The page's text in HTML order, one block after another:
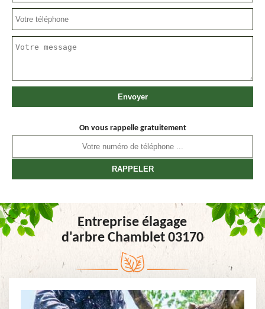
On vous rappelle gratuitement
Entreprise élagage
d'arbre Chamblet 03170